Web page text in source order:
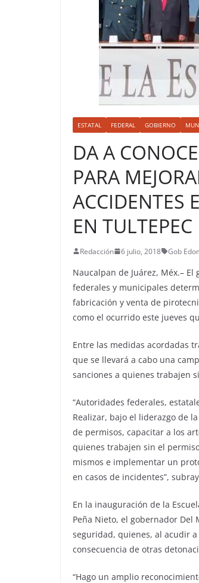
ESTATAL FEDERAL GOBIERNO
DA A
PARA
ACCIDENTES
EN TULTEPEC
Redacción 6 julio, 2018 Gob
Naucalpan de Juárez, Méx.–
federales y municipales
fabricación y venta de
como el ocurrido este jueves
Entre las medidas acordadas
que se llevará a cabo una
sanciones a quienes trabajen
“Autoridades federales,
Realizar, bajo el liderazgo de
de permisos, capacitar a los
quienes trabajen sin el
mismos e implementar un
en casos de incidentes”,
En la inauguración de la
Peña Nieto, el gobernador Del
seguridad, quienes, al acudir
consecuencia de otras
“Hago un amplio